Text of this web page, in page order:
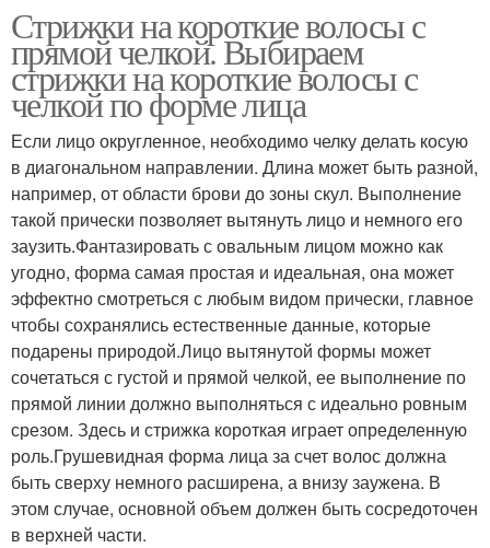
Стрижки на короткие волосы с
прямой челкой. Выбираем
стрижки на короткие волосы с
челкой по форме лица
Если лицо округленное, необходимо челку делать косую
в диагональном направлении. Длина может быть разной,
например, от области брови до зоны скул. Выполнение
такой прически позволяет вытянуть лицо и немного его
заузить.Фантазировать с овальным лицом можно как
угодно, форма самая простая и идеальная, она может
эффектно смотреться с любым видом прически, главное
чтобы сохранялись естественные данные, которые
подарены природой.Лицо вытянутой формы может
сочетаться с густой и прямой челкой, ее выполнение по
прямой линии должно выполняться с идеально ровным
срезом. Здесь и стрижка короткая играет определенную
роль.Грушевидная форма лица за счет волос должна
быть сверху немного расширена, а внизу заужена. В
этом случае, основной объем должен быть сосредоточен
в верхней части.